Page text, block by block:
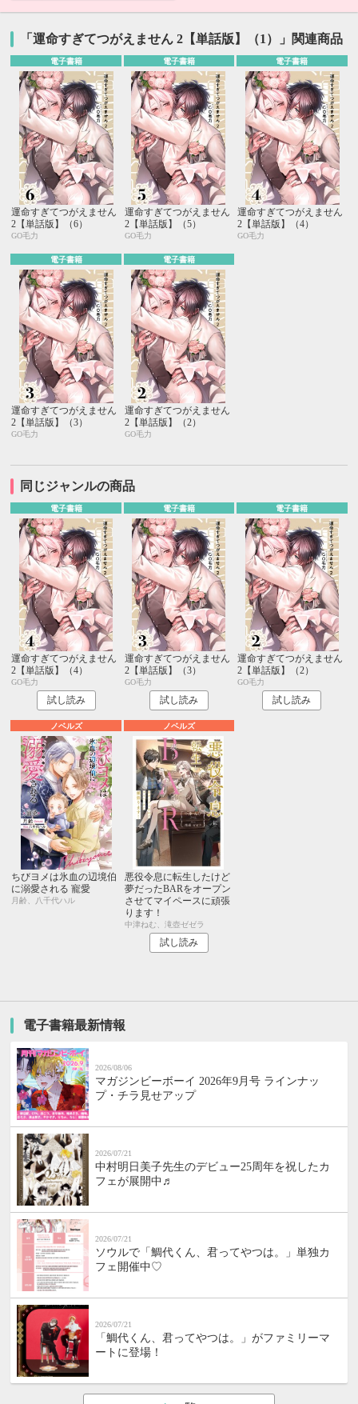
「運命すぎてつがえません 2【単話版】（1）」関連商品
電子書籍
運命すぎてつがえません
2【単話版】（6）
GO毛力
電子書籍
運命すぎてつがえません
2【単話版】（5）
GO毛力
電子書籍
運命すぎてつがえません
2【単話版】（4）
GO毛力
電子書籍
運命すぎてつがえません
2【単話版】（3）
GO毛力
電子書籍
運命すぎてつがえません
2【単話版】（2）
GO毛力
同じジャンルの商品
電子書籍
運命すぎてつがえません
2【単話版】（4）
GO毛力
試し読み
電子書籍
運命すぎてつがえません
2【単話版】（3）
GO毛力
試し読み
電子書籍
運命すぎてつがえません
2【単話版】（2）
GO毛力
試し読み
ノベルズ
ちびヨメは氷血の辺境伯
に溺愛される 寵愛
月齢、八千代ハル
ノベルズ
悪役令息に転生したけど
夢だったBARをオープン
させてマイペースに頑張
ります！
中津ねむ、滝壺ゼゼラ
試し読み
電子書籍最新情報
2026/08/06
マガジンビーボーイ 2026年9月号 ラインナッ
プ・チラ見せアップ
2026/07/21
中村明日美子先生のデビュー25周年を祝したカ
フェが展開中♬
2026/07/21
ソウルで「鯛代くん、君ってやつは。」単独カ
フェ開催中♡
2026/07/21
「鯛代くん、君ってやつは。」がファミリーマ
ートに登場！